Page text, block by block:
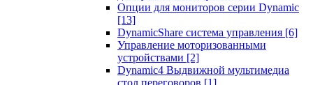
Опции для мониторов серии Dynamic
[13]
DynamicShare система управления [6]
Управление моторизованными
устройствами [2]
Dynamic4 Выдвижной мультимедиа
стол переговоров [1]